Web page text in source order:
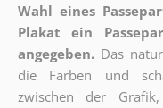
Wahl eines
Plakat ein
angegeben. Das
die Farben und
zwischen der